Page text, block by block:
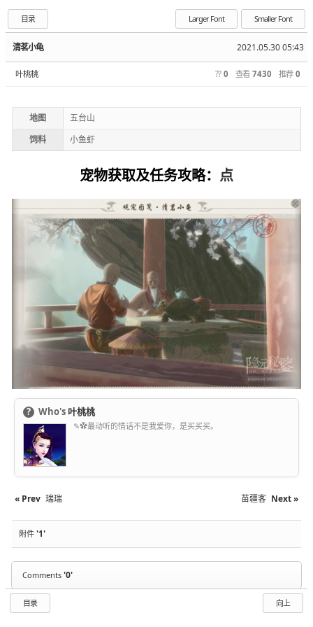
目录 Larger Font Smaller Font
2021.05.30 05:43
清茗小龟
叶桃桃 ?? 0 查看 7430 推荐 0
地图
五台山
饲料
小鱼虾
宠物获取及任务攻略： 点
? Who's 叶桃桃
✎✿最动听的情话不是我爱你，是买买买。
« Prev 瑞瑞 苗疆客 Next »
附件 '1'
Comments '0'
目录 向上